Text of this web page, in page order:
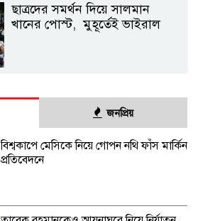
ছাত্রদের সমর্থন দিয়ে সালমান
খানের পোস্ট, মুহূর্তেই ভাইরাল
জনপ্রিয়
বিশ্বকাপে মেসিকে নিয়ে গোপন নথি ফাঁস মার্কিন
প্রতিবেদনে